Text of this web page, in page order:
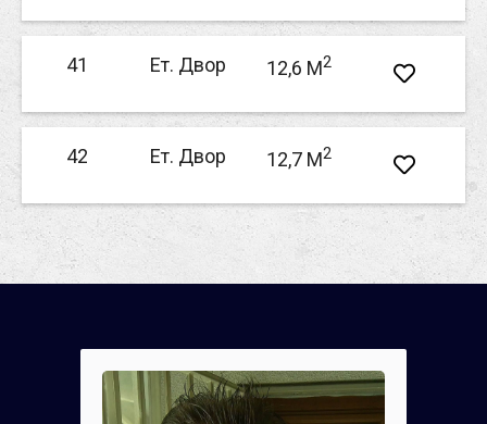
41 Ет. Двор 12,6 M2
42 Ет. Двор 12,7 M2